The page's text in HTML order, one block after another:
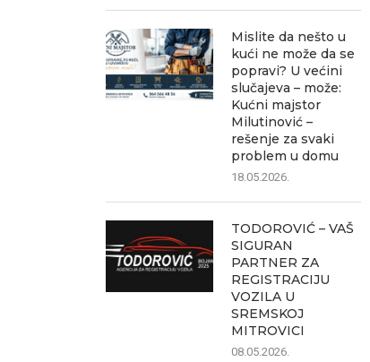
05.08.2026.
Mislite da nešto u
kući ne može da se
popravi? U većini
slučajeva – može:
Kućni majstor
Milutinović –
rešenje za svaki
problem u domu
18.05.2026.
TODOROVIĆ – VAŠ
SIGURAN
PARTNER ZA
REGISTRACIJU
VOZILA U
SREMSKOJ
MITROVICI
08.05.2026.